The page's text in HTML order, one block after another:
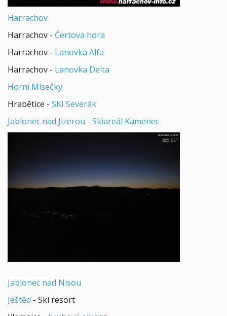
Harrachov
Harrachov - Čertova hora
Harrachov - Lanovka Alfa
Harrachov - Lanovka Delta
Horní Mísečky
Hrabětice - SKI Severák
Jablonec nad Jizerou - Skiareál Kamenec
Jablonec nad Nisou
Ještěd - Ski resort